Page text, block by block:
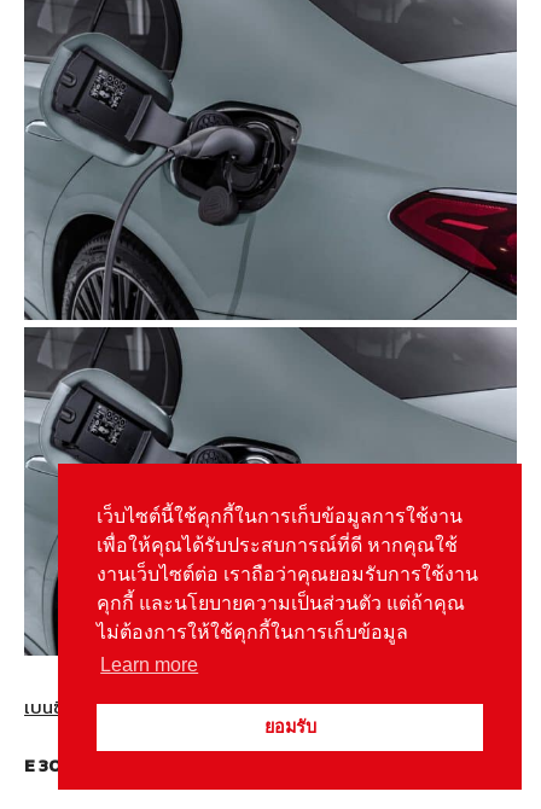
เบนซิน เสียบปลั๊กชาร์จไฟ
E 300 e Plug-in Hybrid / 4MATIC
เว็บไซต์นี้ใช้คุกกี้ในการเก็บข้อมูลการใช้งาน
เพื่อให้คุณได้รับประสบการณ์ที่ดี หากคุณใช้
งานเว็บไซต์ต่อ เราถือว่าคุณยอมรับการใช้งาน
คุกกี้ และนโยบายความเป็นส่วนตัว แต่ถ้าคุณ
ไม่ต้องการให้ใช้คุกกี้ในการเก็บข้อมูล
Learn more
ยอมรับ